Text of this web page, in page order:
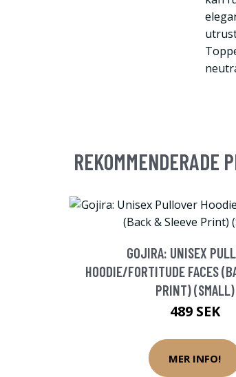
REKOMMENDERADE
GOJIRA: UNISEX
HOODIE/FORTITUDE FACES
PRINT) (SMALL)
489 SEK
MER INFO!